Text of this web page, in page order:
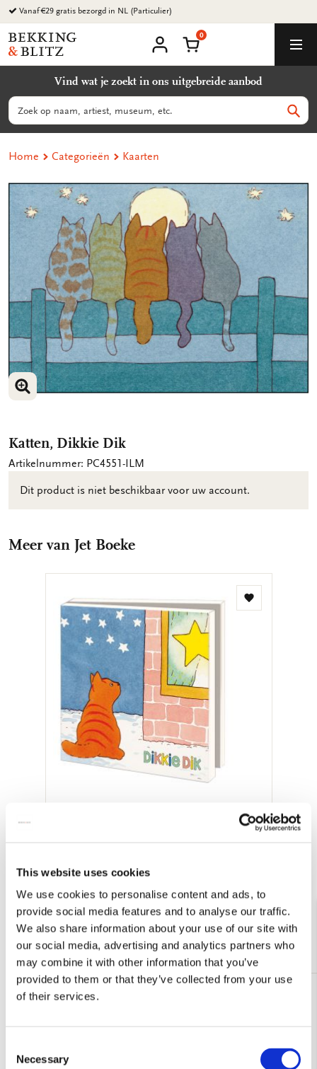
This website uses cookies
We use cookies to personalise content and ads, to
provide social media features and to analyse our traffic.
We also share information about your use of our site with
our social media, advertising and analytics partners who
may combine it with other information that you’ve
provided to them or that they’ve collected from your use
of their services.
Selection
Necessary
Ga
naar
content
Vanaf €29 gratis bezorgd in NL (Particulier)
Bekking
&
B.V.
account
Winkelmand
0
Vind wat je zoekt in ons uitgebreide aanbod
Zoeken
Home Categorieën Kaarten
VERGROOT AFBEELDING
Katten, Dikkie Dik
Artikelnummer: PC4551-ILM
Dit product is niet beschikbaar voor uw account.
Meer van Jet Boeke
Toevoegen
Bekijk alles van Jet Boeke
Andere klanten bekeken ook